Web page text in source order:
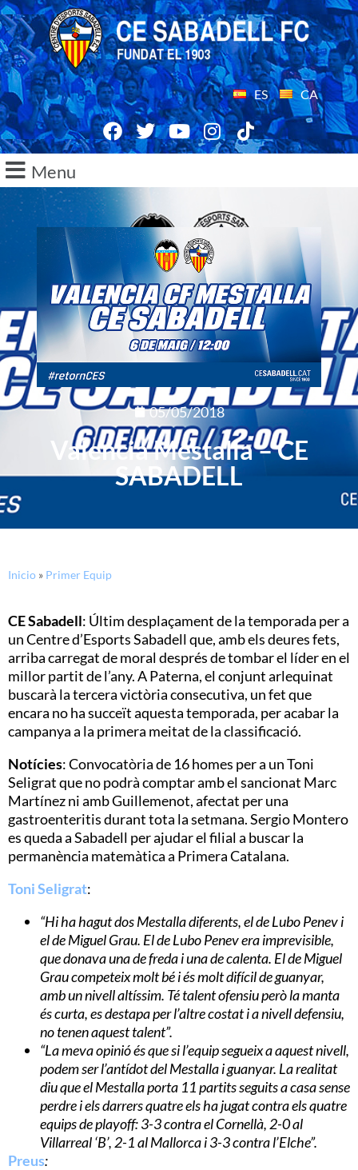
ES CA
Menu
05/05/2018
Valencia Mestalla – CE
SABADELL
Inicio » Primer Equip
CE Sabadell: Últim desplaçament de la temporada per a
un Centre d’Esports Sabadell que, amb els deures fets,
arriba carregat de moral després de tombar el líder en el
millor partit de l’any. A Paterna, el conjunt arlequinat
buscarà la tercera victòria consecutiva, un fet que
encara no ha succeït aquesta temporada, per acabar la
campanya a la primera meitat de la classificació.
Notícies: Convocatòria de 16 homes per a un Toni
Seligrat que no podrà comptar amb el sancionat Marc
Martínez ni amb Guillemenot, afectat per una
gastroenteritis durant tota la setmana. Sergio Montero
es queda a Sabadell per ajudar el filial a buscar la
permanència matemàtica a Primera Catalana.
Toni Seligrat:
“Hi ha hagut dos Mestalla diferents, el de Lubo Penev i
el de Miguel Grau. El de Lubo Penev era imprevisible,
que donava una de freda i una de calenta. El de Miguel
Grau competeix molt bé i és molt difícil de guanyar,
amb un nivell altíssim. Té talent ofensiu però la manta
és curta, es destapa per l’altre costat i a nivell defensiu,
no tenen aquest talent”.
“La meva opinió és que si l’equip segueix a aquest nivell,
podem ser l’antídot del Mestalla i guanyar. La realitat
diu que el Mestalla porta 11 partits seguits a casa sense
perdre i els darrers quatre els ha jugat contra els quatre
equips de playoff: 3-3 contra el Cornellà, 2-0 al
Villarreal ‘B’, 2-1 al Mallorca i 3-3 contra l’Elche”.
Preus: